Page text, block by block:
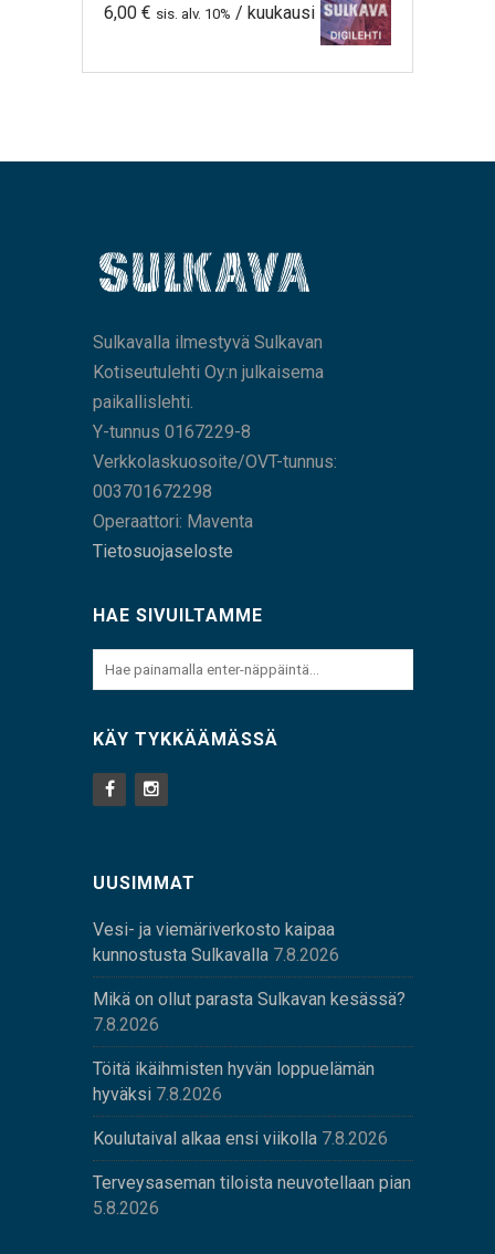
6,00 € sis. alv. 10% / kuukausi
Sulkavalla ilmestyvä Sulkavan
Kotiseutulehti Oy:n julkaisema
paikallislehti.
Y-tunnus 0167229-8
Verkkolaskuosoite/OVT-tunnus:
003701672298
Operaattori: Maventa
Tietosuojaseloste
HAE SIVUILTAMME
KÄY TYKKÄÄMÄSSÄ
UUSIMMAT
Vesi- ja viemäriverkosto kaipaa
kunnostusta Sulkavalla 7.8.2026
Mikä on ollut parasta Sulkavan kesässä?
7.8.2026
Töitä ikäihmisten hyvän loppuelämän
hyväksi 7.8.2026
Koulutaival alkaa ensi viikolla 7.8.2026
Terveysaseman tiloista neuvotellaan pian
5.8.2026